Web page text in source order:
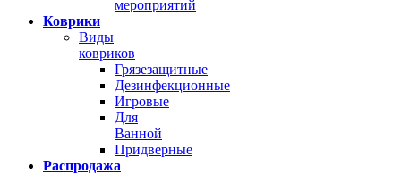
мероприятий
Коврики
Виды
ковриков
Грязезащитные
Дезинфекционные
Игровые
Для
Ванной
Придверные
Распродажа